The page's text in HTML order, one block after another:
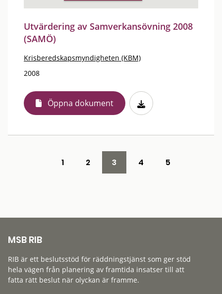
Utvärdering av Samverkansövning 2008
(SAMÖ)
Krisberedskapsmyndigheten (KBM)
2008
Öppna dokument
1 2 3 4 5
MSB RIB
RIB är ett beslutsstöd för räddningstjänst som ger stöd
hela vägen från planering av framtida insatser till att
fatta rätt beslut när olyckan är framme.